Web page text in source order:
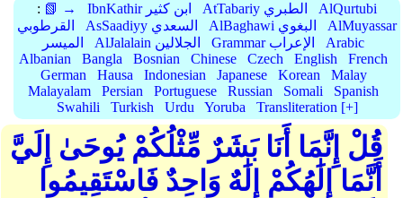
: 📗 → IbnKathir ابن كثير AtTabariy الطبري
AlQurtubi
القرطوبي
AsSaadiyy السعدي AlBaghawi البغوي
AlMuyassar
الميسر
AlJalalain الجلالين Grammar الإعراب
Arabic
Albanian
Bangla Bosnian Chinese Czech English
French
German
Hausa Indonesian Japanese Korean
Malay
Malayalam
Persian Portuguese Russian Somali
Spanish
Swahili
Turkish Urdu Yoruba Transliteration [+]
قُلْ إِنَّمَا أَنَا بَشَرٌ مِّثْلُكُمْ يُوحَىٰ إِلَيَّ
أَنَّمَا إِلَٰهُكُمْ إِلَٰهٌ وَاحِدٌ فَاسْتَقِيمُوا